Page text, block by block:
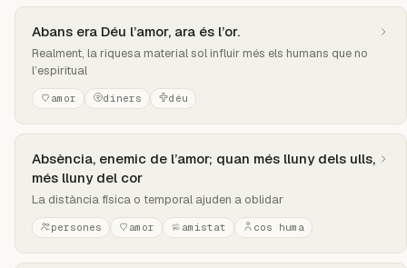
Abans era Déu l’amor, ara és l’or.
Realment, la riquesa material sol influir més els humans que no
l’espiritual
amor diners déu
Absència, enemic de l’amor; quan més lluny dels ulls,
més lluny del cor
La distància física o temporal ajuden a oblidar
persones amor amistat cos huma